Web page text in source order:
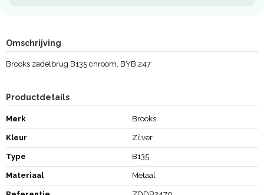
Omschrijving
Brooks zadelbrug B135 chroom, BYB 247
Productdetails
Merk Brooks
Kleur Zilver
Type B135
Materiaal Metaal